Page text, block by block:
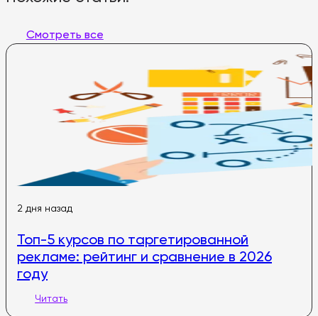
Смотреть все
2 дня назад
Топ-5 курсов по таргетированной
рекламе: рейтинг и сравнение в 2026
году
Читать